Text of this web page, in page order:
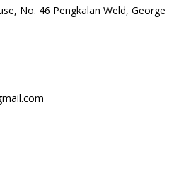
No. 46 Pengkalan Weld, George